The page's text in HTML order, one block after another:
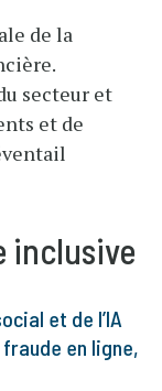
de la
secteur et
et de
inclusive
et de l’IA
en ligne,